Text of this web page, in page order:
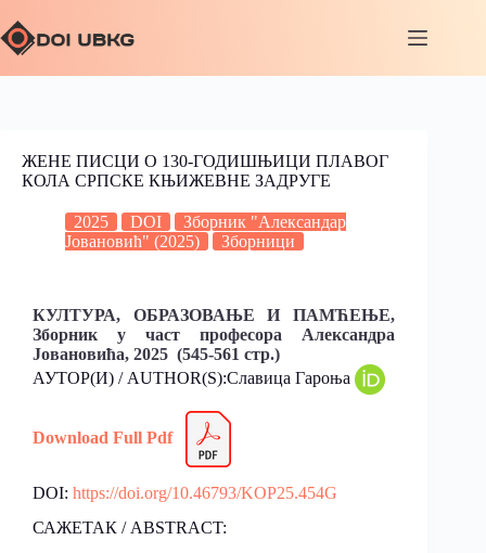
ЖЕНЕ ПИСЦИ О 130-ГОДИШЊИЦИ ПЛАВОГ
КОЛА СРПСКЕ КЊИЖЕВНЕ ЗАДРУГЕ
2025 DOI
Зборник "Александар
Јовановић" (2025)
Зборници
КУЛТУРА, ОБРАЗОВАЊЕ И ПАМЋЕЊЕ,
Зборник у част професорa Александрa
Јовановићa, 2025 (545-561 стр.)
АУТОР(И) / AUTHOR(S):Славица Гароња
Download Full Pdf
DOI: https://doi.org/10.46793/KOP25.454G
САЖЕТАК / ABSTRACT: